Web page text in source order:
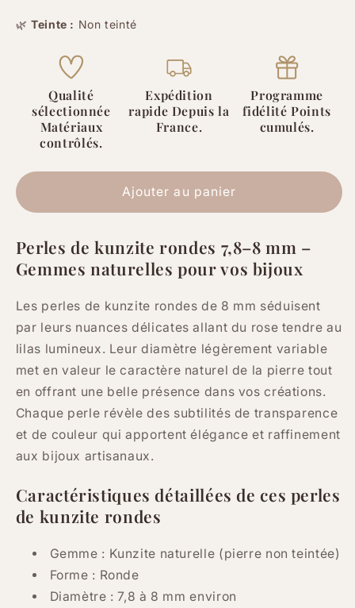
Kunzite
10/20
Perles
Kunzite
10/20
🌿Teinte : Non teinté
Qualité
sélectionnée
Matériaux
contrôlés.
Expédition
rapide Depuis la
France.
Programme
fidélité Points
cumulés.
Ajouter au panier
Perles de kunzite rondes 7,8–8 mm –
Gemmes naturelles pour vos bijoux
Les perles de kunzite rondes de 8 mm séduisent
par leurs nuances délicates allant du rose tendre au
lilas lumineux. Leur diamètre légèrement variable
met en valeur le caractère naturel de la pierre tout
en offrant une belle présence dans vos créations.
Chaque perle révèle des subtilités de transparence
et de couleur qui apportent élégance et raffinement
aux bijoux artisanaux.
Caractéristiques détaillées de ces perles
de kunzite rondes
Gemme : Kunzite naturelle (pierre non teintée)
Forme : Ronde
Diamètre : 7,8 à 8 mm environ